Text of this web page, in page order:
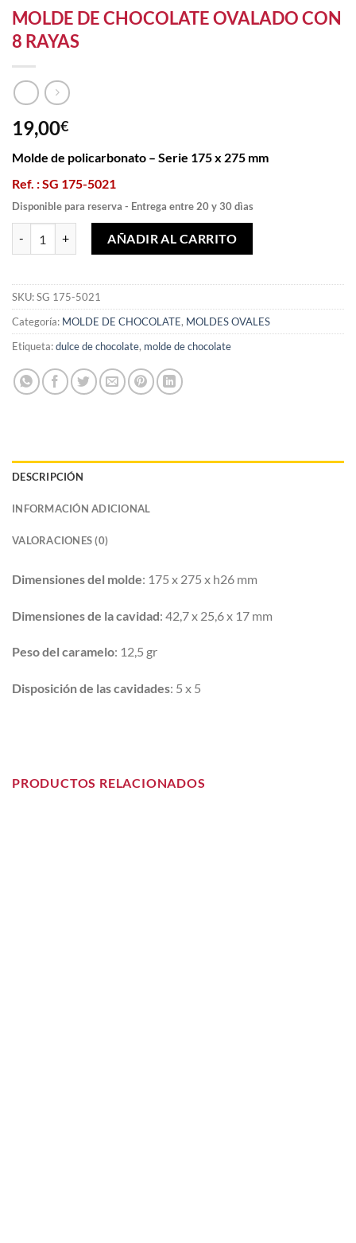
MOLDE DE CHOCOLATE OVALADO CON
8 RAYAS
19,00€
Molde de policarbonato – Serie 175 x 275 mm
Ref. : SG 175-5021
Disponible para reserva - Entrega entre 20 y 30 dìas
MOLDE DE CHOCOLATE OVALADO CON 8 RAYAS cantidad
AÑADIR AL CARRITO
SKU:SG 175-5021
Categoría: MOLDE DE CHOCOLATE, MOLDES OVALES
Etiqueta:dulce de chocolate, molde de chocolate
DESCRIPCIÓN
INFORMACIÓN ADICIONAL
VALORACIONES (0)
Dimensiones del molde: 175 x 275 x h26 mm
Dimensiones de la cavidad: 42,7 x 25,6 x 17 mm
Peso del caramelo: 12,5 gr
Disposición de las cavidades: 5 x 5
PRODUCTOS RELACIONADOS